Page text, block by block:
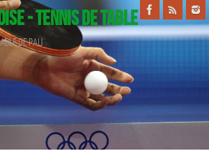
- TENNIS DE TABLE
DE PAU